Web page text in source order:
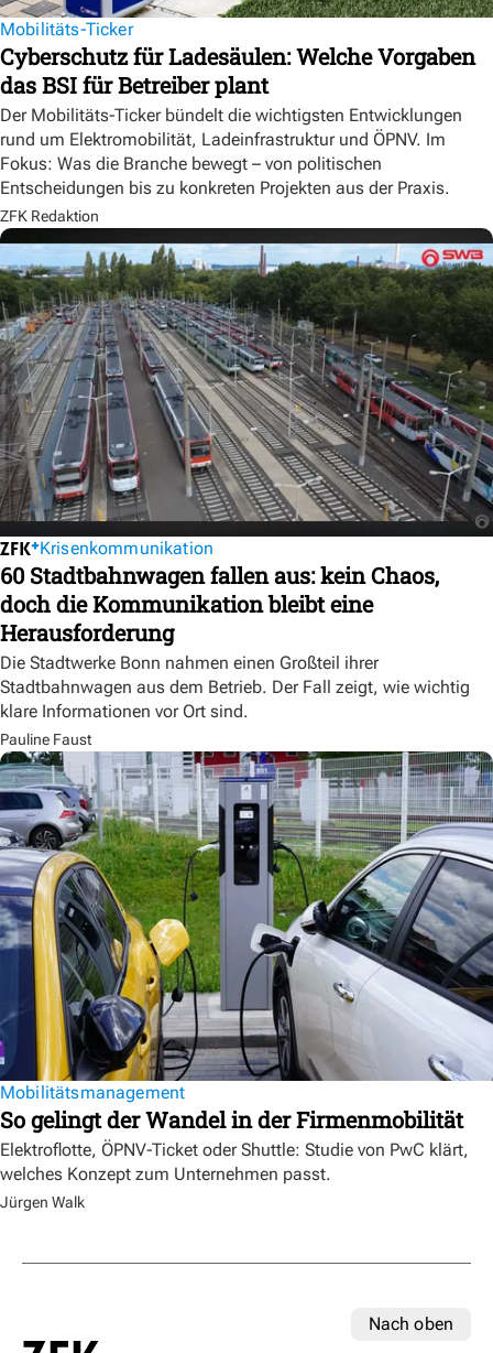
Mobilitäts-Ticker
Cyberschutz für Ladesäulen: Welche Vorgaben
das BSI für Betreiber plant
Der Mobilitäts-Ticker bündelt die wichtigsten Entwicklungen
rund um Elektromobilität, Ladeinfrastruktur und ÖPNV. Im
Fokus: Was die Branche bewegt – von politischen
Entscheidungen bis zu konkreten Projekten aus der Praxis.
ZFK Redaktion
Krisenkommunikation
60 Stadtbahnwagen fallen aus: kein Chaos,
doch die Kommunikation bleibt eine
Herausforderung
Die Stadtwerke Bonn nahmen einen Großteil ihrer
Stadtbahnwagen aus dem Betrieb. Der Fall zeigt, wie wichtig
klare Informationen vor Ort sind.
Pauline Faust
Mobilitätsmanagement
So gelingt der Wandel in der Firmenmobilität
Elektroflotte, ÖPNV-Ticket oder Shuttle: Studie von PwC klärt,
welches Konzept zum Unternehmen passt.
Jürgen Walk
Nach oben